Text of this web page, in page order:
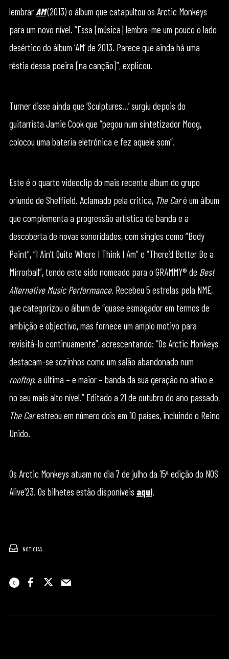
lembrarAM(2013) o álbum que catapultou os Arctic Monkeys
para um novo nível. “Essa [música] lembra-me um pouco o lado
desértico do álbum ‘AM’ de 2013. Parece que ainda há uma
réstia dessa poeira [na canção]”, explicou.
Turner disse ainda que ‘Sculptures…’ surgiu depois do
guitarrista Jamie Cook que “pegou num sintetizador Moog,
colocou uma bateria eletrónica e fez aquele som”.
Este é o quarto videoclip do mais recente álbum do grupo
oriundo de Sheffield. Aclamado pela critica, The Caré um álbum
que complementa a progressão artística da banda e a
descoberta de novas sonoridades, com singles como “Body
Paint”, “I Ain’t Quite Where I Think I Am” e “There’d Better Be a
Mirrorball”, tendo este sido nomeado para o GRAMMY® de Best
Alternative Music Performance. Recebeu 5 estrelas pela NME,
que categorizou o álbum de “quase esmagador em termos de
ambição e objectivo, mas fornece um amplo motivo para
revisitá-lo continuamente”, acrescentando: “Os Arctic Monkeys
destacam-se sozinhos como um salão abandonado num
rooftop: a última – e maior – banda da sua geração no ativo e
no seu mais alto nível.” Editado a 21 de outubro do ano passado,
The Carestreou em número dois em 10 países, incluindo o Reino
Unido.
Os Arctic Monkeys atuam no dia 7 de julho da 15ª edição do NOS
Alive’23. Os bilhetes estão disponíveis aqui.
NOTÍCIAS
0